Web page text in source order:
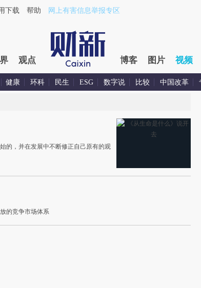
下载 帮助 网上有害信息举报专区
观点 博客 图片 视频
健康 环科 民生 ESG 数字说 比较 中国改革
的，并在发展中不断修正自己原有的观
的竞争市场体系